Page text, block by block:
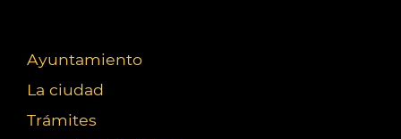
Ayuntamiento
La ciudad
Trámites